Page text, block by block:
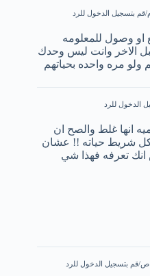
قم بتسجيل الدخول للرد
وصول للمعلومه
الاخر وانت ليس وحدك
مره واحده بحياتهم
الدخول للرد
انها غلط والصح ان
شريط حياته !! عشان
تعرفه فهذا شي
قم بتسجيل الدخول للرد